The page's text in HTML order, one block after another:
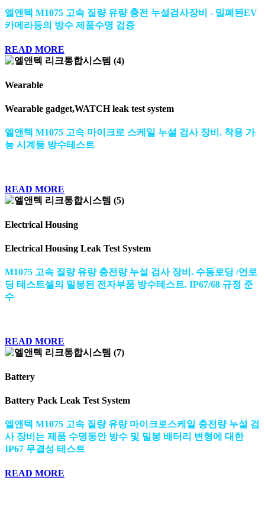
엘앤텍 M1075 고속 질량 유량 충전 누설검사장비 - 밀폐된EV
카메라등의 방수 제품수명 검증
READ MORE
Wearable
Wearable gadget,WATCH leak test system
엘앤텍 M1075 고속 마이크로 스케일 누설 검사 장비. 착용 가
능 시계등 방수테스트
READ MORE
Electrical Housing
Electrical Housing Leak Test System
M1075 고속 질량 유량 충전량 누설 검사 장비. 수동로딩 /언로
딩 테스트셀의 밀봉된 전자부품 방수테스트. IP67/68 규정 준
수
READ MORE
Battery
Battery Pack Leak Test System
엘앤텍 M1075 고속 질량 유량 마이크로스케일 충전량 누설 검
사 장비는 제품 수명동안 방수 및 밀봉 배터리 변형에 대한
IP67 무결성 테스트
READ MORE